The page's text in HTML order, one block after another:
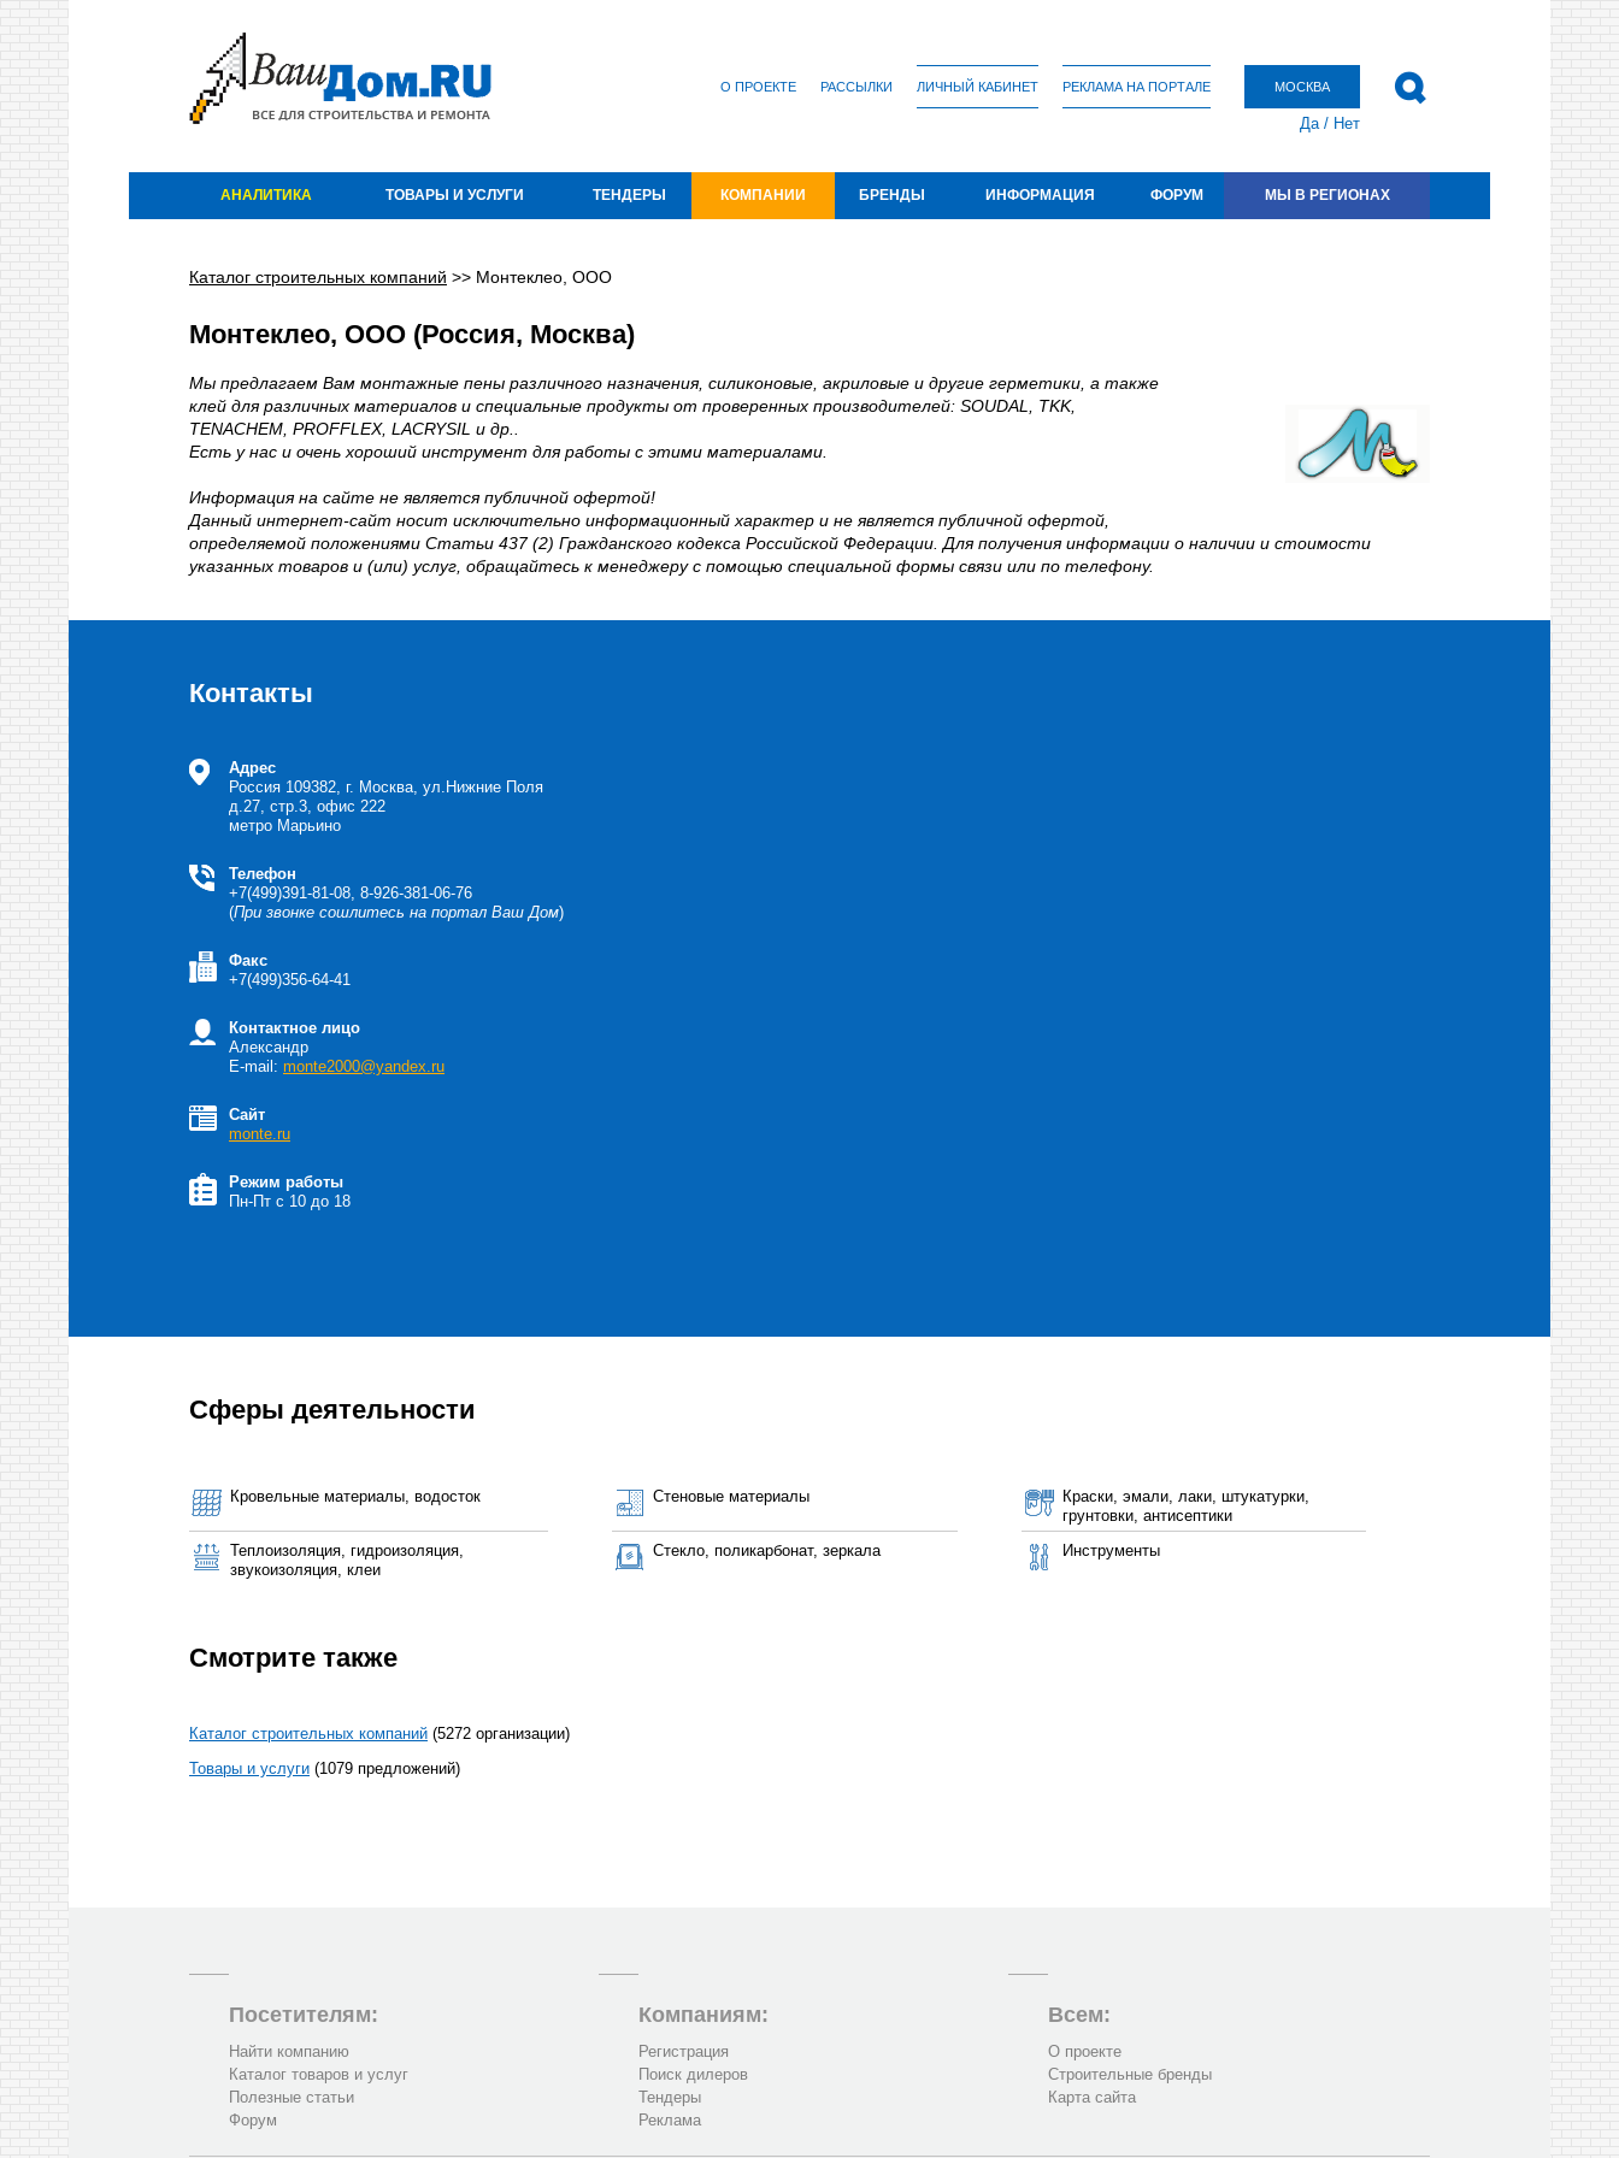
О ПРОЕКТЕ РАССЫЛКИ ЛИЧНЫЙ КАБИНЕТ РЕКЛАМА НА ПОРТАЛЕ МОСКВА
Да/ Нет
АНАЛИТИКА ТОВАРЫ И УСЛУГИ ТЕНДЕРЫ КОМПАНИИ БРЕНДЫ ИНФОРМАЦИЯ ФОРУМ МЫ В РЕГИОНАХ
Каталог строительных компаний >> Монтеклео, ООО
Монтеклео, ООО (Россия, Москва)
Мы предлагаем Вам монтажные пены различного назначения, силиконовые, акриловые и другие герметики, а также
клей для различных материалов и специальные продукты от проверенных производителей: SOUDAL, TKK,
TENACHEM, PROFFLEX, LACRYSIL и др..
Есть у нас и очень хороший инструмент для работы с этими материалами.
Информация на сайте не является публичной офертой!
Данный интернет-сайт носит исключительно информационный характер и не является публичной офертой,
определяемой положениями Статьи 437 (2) Гражданского кодекса Российской Федерации. Для получения информации о наличии и стоимости
указанных товаров и (или) услуг, обращайтесь к менеджеру с помощью специальной формы связи или по телефону.
Контакты
Адрес
Россия 109382, г. Москва, ул.Нижние Поля
д.27, стр.3, офис 222
метро Марьино
Телефон
+7(499)391-81-08, 8-926-381-06-76
(При звонке сошлитесь на портал Ваш Дом)
Факс
+7(499)356-64-41
Контактное лицо
Александр
E-mail: monte2000@yandex.ru
Сайт
monte.ru
Режим работы
Пн-Пт с 10 до 18
Сферы деятельности
Кровельные материалы, водосток Стеновые материалы
Краски, эмали, лаки, штукатурки,
грунтовки, антисептики
Теплоизоляция, гидроизоляция,
звукоизоляция, клеи
Стекло, поликарбонат, зеркала Инструменты
Смотрите также
Каталог строительных компаний (5272 организации)
Товары и услуги (1079 предложений)
Посетителям:
Найти компанию
Каталог товаров и услуг
Полезные статьи
Форум
Компаниям:
Регистрация
Поиск дилеров
Тендеры
Реклама
Всем:
О проекте
Строительные бренды
Карта сайта